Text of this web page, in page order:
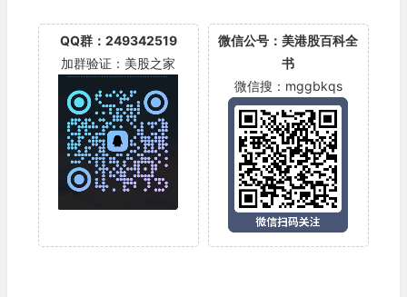
QQ群：249342519
加群验证：美股之家
微信公号：美港股百科全
书
微信搜：mggbkqs